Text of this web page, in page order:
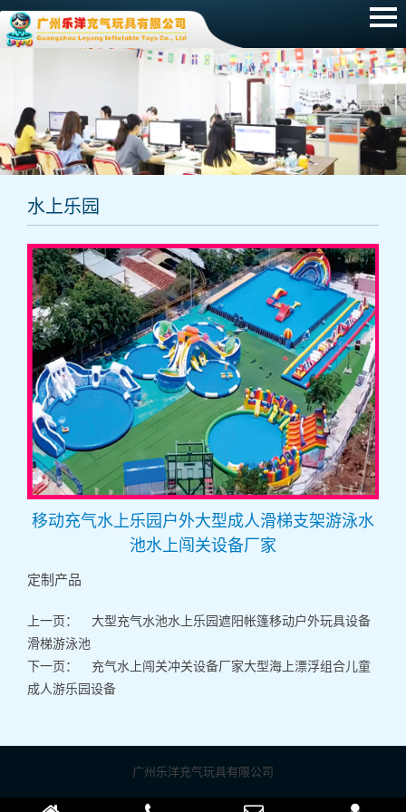
网站首页
新闻动态
招聘信息
关于我们
联系我们
水上乐园
移动充气水上乐园户外大型成人滑梯支架游泳水
池水上闯关设备厂家
定制产品
上一页：
大型充气水池水上乐园遮阳帐篷移动户外玩具设备
滑梯游泳池
下一页：
充气水上闯关冲关设备厂家大型海上漂浮组合儿童
成人游乐园设备
广州乐洋充气玩具有限公司